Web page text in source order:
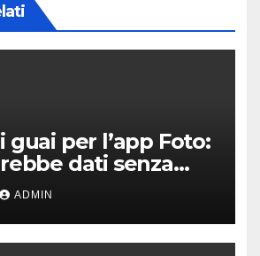
guai per l’app Foto:
dati senza
ADMIN